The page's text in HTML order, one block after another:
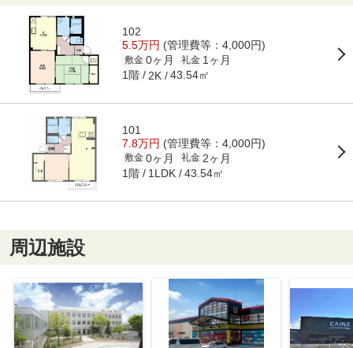
102
5.5万円 (管理費等：4,000円)
敷金 0ヶ月 礼金 1ヶ月
1階 2K 43.54㎡
101
7.8万円 (管理費等：4,000円)
敷金 0ヶ月 礼金 2ヶ月
1階 1LDK 43.54㎡
周辺施設